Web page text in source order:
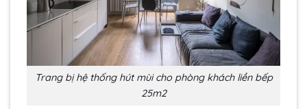
Trang bị hệ thống hút mùi cho phòng khách liền bếp
25m2